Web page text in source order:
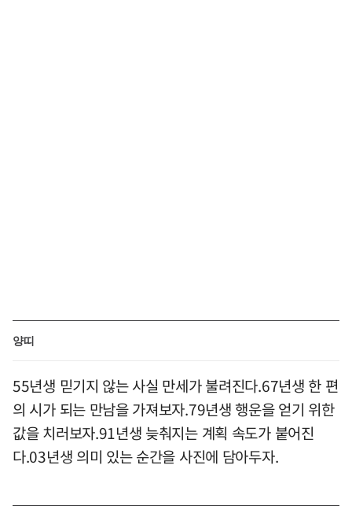
양띠
55년생 믿기지 않는 사실 만세가 불려진다.67년생 한 편
의 시가 되는 만남을 가져보자.79년생 행운을 얻기 위한
값을 치러보자.91년생 늦춰지는 계획 속도가 붙어진
다.03년생 의미 있는 순간을 사진에 담아두자.